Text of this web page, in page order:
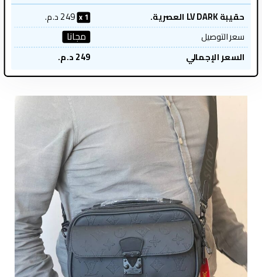
حقيبة LV DARK العصرية. 1
249د.م.
سعر التوصيل
مجانا
السعر الإجمالي 249د.م.